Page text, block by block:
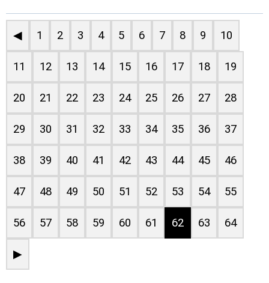
◀ 1 2 3 4 5 6 7 8 9 10
11 12 13 14 15 16 17 18 19
20 21 22 23 24 25 26 27 28
29 30 31 32 33 34 35 36 37
38 39 40 41 42 43 44 45 46
47 48 49 50 51 52 53 54 55
56 57 58 59 60 61 62 63 64
▶